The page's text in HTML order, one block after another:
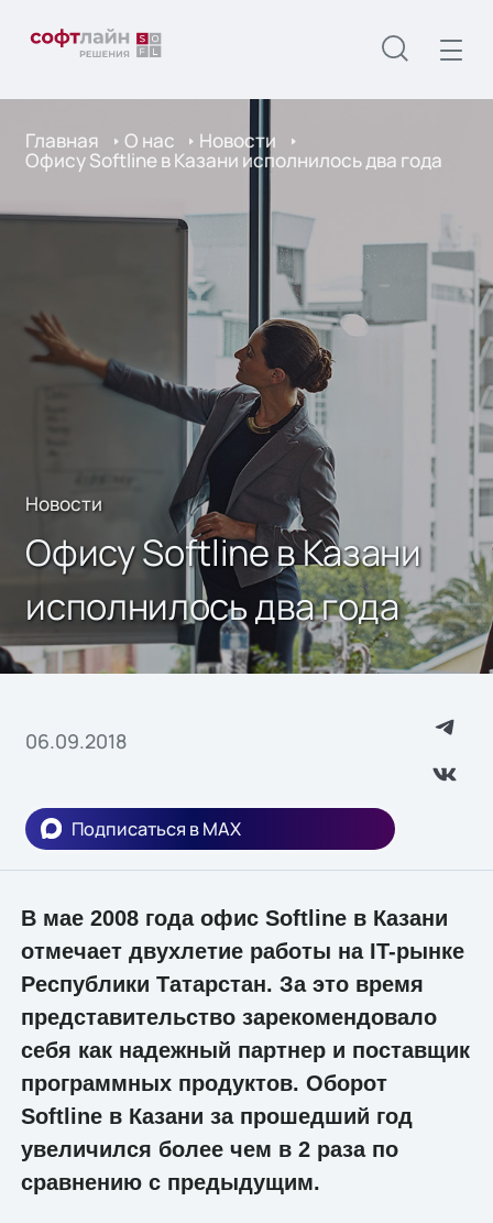
Главная О нас Новости
Офису Softline в Казани исполнилось два года
Новости
Офису Softline в Казани
исполнилось два года
06.09.2018
Подписаться в MAX
В мае 2008 года офис Softline в Казани
отмечает двухлетие работы на IT-рынке
Республики Татарстан. За это время
представительство зарекомендовало
себя как надежный партнер и поставщик
программных продуктов. Оборот
Softline в Казани за прошедший год
увеличился более чем в 2 раза по
сравнению с предыдущим.